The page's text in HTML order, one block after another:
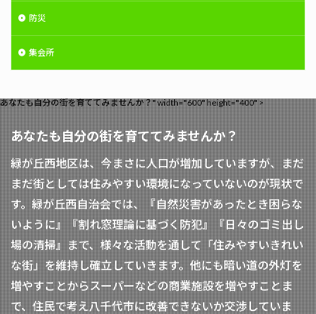
防災
集会所
あなたも自分の街を育ててみませんか？" width="600" height="400" >
あなたも自分の街を育ててみませんか？
緑が丘西地区は、今まさに人口が増加していますが、まだ
まだ街としては住みやすい環境になっていないのが現状で
す。緑が丘西自治会では、『自然災害があったとき困らな
いように』『割れ窓理論に基づく防犯』『日々のゴミ出し
場の清掃』まで、様々な活動を通して「住みやすいきれい
な街」を維持し確立していきます。他にも暗い道の外灯を
増やすことからスーパーなどの商業施設を増やすことま
で、住民で考え八千代市に改善できないか交渉していま